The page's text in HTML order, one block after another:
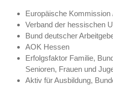
Europäische Kommission
Verband der hessischen
Bund deutscher
AOK Hessen
Erfolgsfaktor Familie,
Senioren, Frauen und
Aktiv für Ausbildung,